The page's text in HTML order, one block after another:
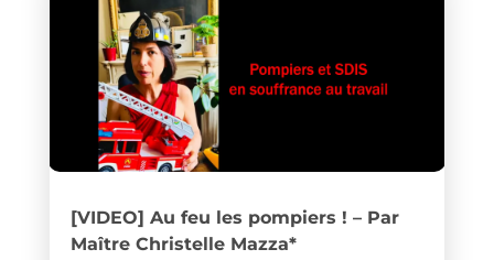
[VIDEO] Au feu les pompiers ! – Par
Maître Christelle Mazza*